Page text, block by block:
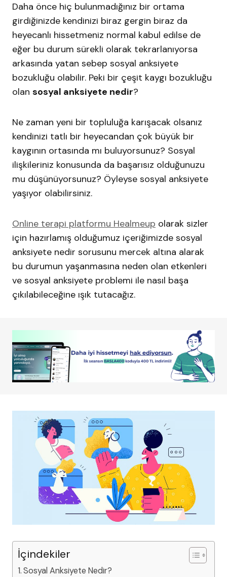
Daha önce hiç bulunmadığınız bir ortama
girdiğinizde kendinizi biraz gergin biraz da
heyecanlı hissetmeniz normal kabul edilse de
eğer bu durum sürekli olarak tekrarlanıyorsa
arkasında yatan sebep sosyal anksiyete
bozukluğu olabilir. Peki bir çeşit kaygı bozukluğu
olan sosyal anksiyete nedir?
Ne zaman yeni bir topluluğa karışacak olsanız
kendinizi tatlı bir heyecandan çok büyük bir
kaygının ortasında mı buluyorsunuz? Sosyal
ilişkileriniz konusunda da başarısız olduğunuzu
mu düşünüyorsunuz? Öyleyse sosyal anksiyete
yaşıyor olabilirsiniz.
Online terapi platformu Healmeup olarak sizler
için hazırlamış olduğumuz içeriğimizde sosyal
anksiyete nedir sorusunu mercek altına alarak
bu durumun yaşanmasına neden olan etkenleri
ve sosyal anksiyete problemi ile nasıl başa
çıkılabileceğine ışık tutacağız.
İçindekiler
Sosyal Anksiyete Nedir?